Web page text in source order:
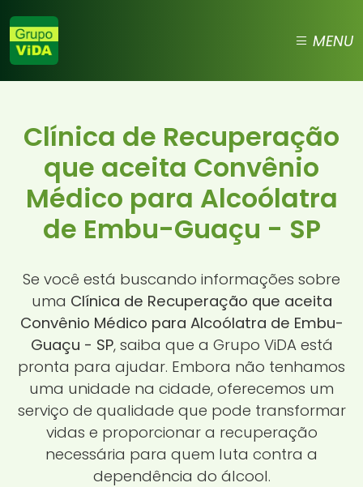
MENU
Clínica de Recuperação
que aceita Convênio
Médico para Alcoólatra
de Embu-Guaçu - SP
Se você está buscando informações sobre
uma Clínica de Recuperação que aceita
Convênio Médico para Alcoólatra de Embu-
Guaçu - SP, saiba que a Grupo ViDA está
pronta para ajudar. Embora não tenhamos
uma unidade na cidade, oferecemos um
serviço de qualidade que pode transformar
vidas e proporcionar a recuperação
necessária para quem luta contra a
dependência do álcool.